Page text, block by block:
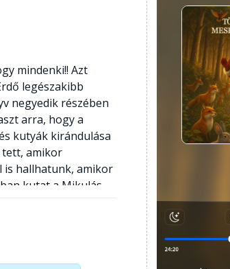
mindenki!! Azt
legészakibb
negyedik részében
arra, hogy a
kutyák kirándulása
tett, amikor
is hallhatunk, amikor
kutat a Mikulás
Vajon
vagy mit